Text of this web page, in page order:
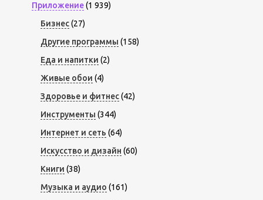
Приложение(1 939)
Бизнес(27)
Другие программы (158)
Еда и напитки (2)
Живые обои (4)
Здоровье и фитнес(42)
Инструменты (344)
Интернет и сеть (64)
Искусство и дизайн (60)
Книги (38)
Музыка и аудио (161)